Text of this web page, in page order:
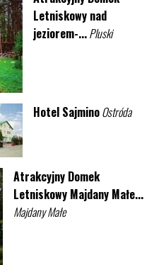
Letniskowy nad
jeziorem-...Pluski
Hotel SajminoOstróda
Atrakcyjny Domek
Letniskowy Majdany Małe...
Majdany Małe